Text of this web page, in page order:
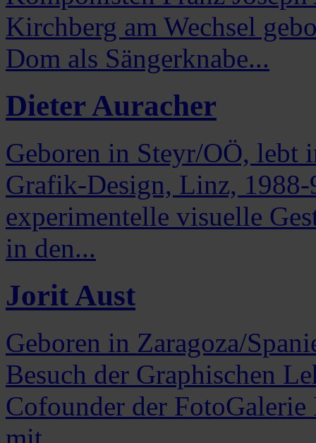
Kirchberg am Wechsel
Dom als Sängerknabe...
Dieter Auracher
Geboren in Steyr/OÖ, lebt
Grafik-Design, Linz,
experimentelle visuelle
in den...
Jorit Aust
Geboren in Zaragoza/
Besuch der Graphischen
Cofounder der